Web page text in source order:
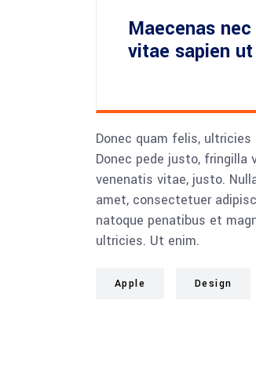
Maecenas
vitae sapien
Donec quam felis,
Donec pede justo, fringilla
venenatis vitae, justo.
amet, consectetuer
natoque penatibus et
ultricies. Ut enim.
Apple Design